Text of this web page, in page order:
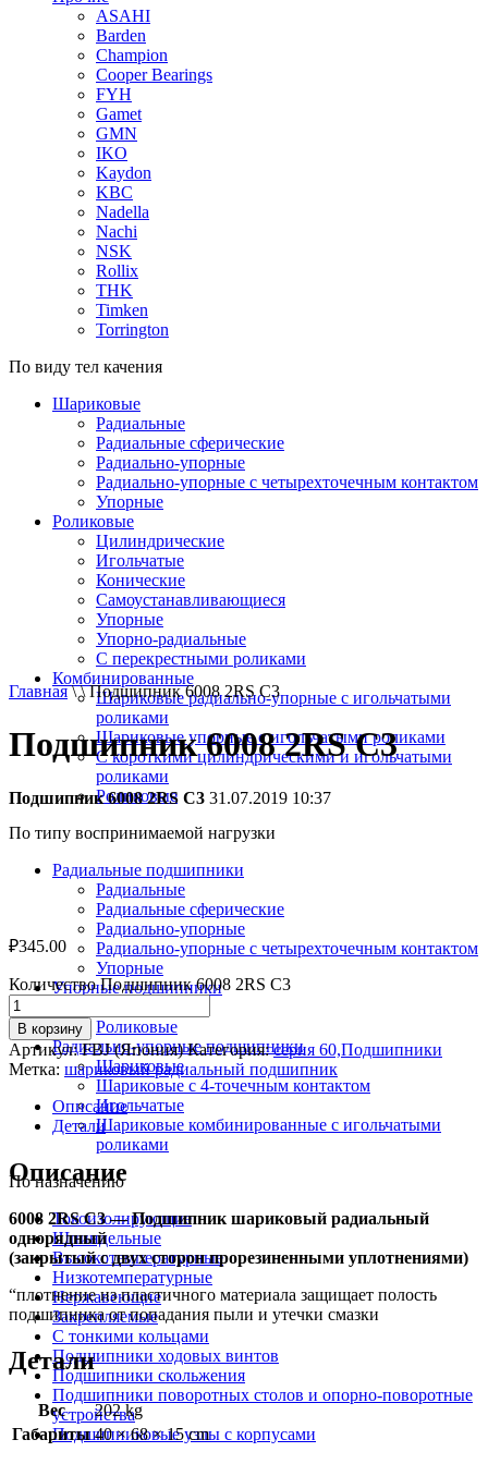
ASAHI
Barden
Champion
Cooper Bearings
FYH
Gamet
GMN
IKO
Kaydon
KBC
Nadella
Nachi
NSK
Rollix
THK
Timken
Torrington
По виду тел качения
Шариковые
Радиальные
Радиальные сферические
Радиально-упорные
Радиально-упорные с четырехточечным контактом
Упорные
Роликовые
Цилиндрические
Игольчатые
Конические
Самоустанавливающиеся
Упорные
Упорно-радиальные
C перекрестными роликами
Комбинированные
Шариковые радиально-упорные с игольчатыми
роликами
Шариковые упорные с игольчатыми роликами
С короткими цилиндрическими и игольчатыми
роликами
Роликовые
По типу воспринимаемой нагрузки
Радиальные подшипники
Радиальные
Радиальные сферические
Радиально-упорные
Радиально-упорные с четырехточечным контактом
Упорные
Упорные подшипники
Роликовые
Радиально-упорные подшипники
Шариковые
Шариковые с 4-точечным контактом
Игольчатые
Шариковые комбинированные с игольчатыми
роликами
По назначению
Токоизолирующие
Шпиндельные
Высокотемпературные
Низкотемпературные
Нержавеющие
Закрепляемые
С тонкими кольцами
Подшипники ходовых винтов
Подшипники скольжения
Подшипники поворотных столов и опорно-поворотные
устройства
Подшипниковые узлы с корпусами
Главная\ \ Подшипник 6008 2RS C3
Подшипник 6008 2RS C3
Подшипник 6008 2RS C3 31.07.2019 10:37
₽345.00
Количество Подшипник 6008 2RS C3
В корзину
Артикул:FBJ (Япония) Категория:серия 60,Подшипники
Метка: шариковый радиальный подшипник
Описание
Детали
Описание
6008 2RS C3 — Подшипник шариковый радиальный
однорядный
(закрытый с двух сторон прорезиненными уплотнениями)
“плотнение из пластичного материала защищает полость
подшипника от попадания пыли и утечки смазки
Детали
Вес
202 kg
Габариты 40 × 68 × 15 cm